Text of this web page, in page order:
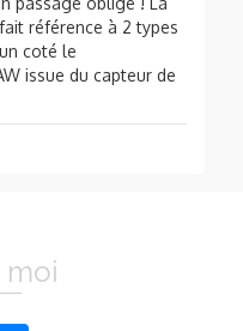
référence à 2 types
coté le
issue du capteur de
moi